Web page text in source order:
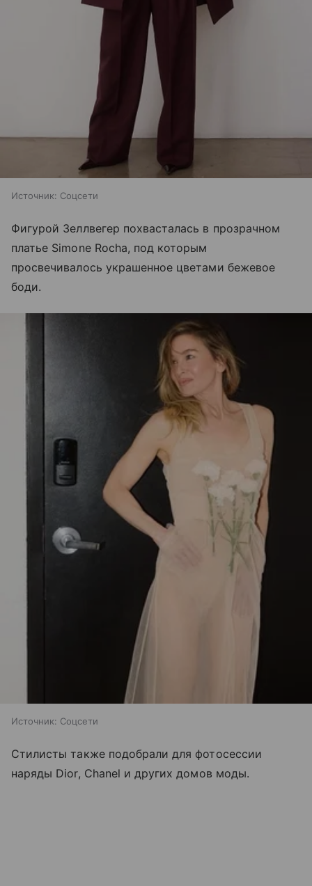
Источник: Соцсети
Фигурой Зеллвегер похвасталась в прозрачном
платье Simone Rocha, под которым
просвечивалось украшенное цветами бежевое
боди.
Источник: Соцсети
Стилисты также подобрали для фотосессии
наряды Dior, Chanel и других домов моды.